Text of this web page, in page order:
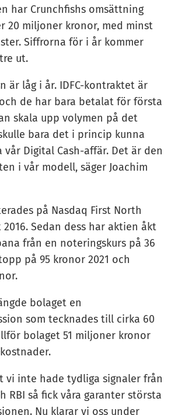
har Crunchfishs omsättning
20 miljoner kronor, med minst
Siffrorna för i år kommer
ut.
är låg i år. IDFC-kontraktet är
de har bara betalat för första
skala upp volymen på det
bara det i princip kunna
Digital Cash-affär. Det är den
i vår modell, säger Joachim
på Nasdaq First North
2016. Sedan dess har aktien åkt
från en noteringskurs på 36
på 95 kronor 2021 och
bolaget en
som tecknades till cirka 60
bolaget 51 miljoner kronor
vi inte hade tydliga signaler från
RBI så fick våra garanter största
Nu klarar vi oss under